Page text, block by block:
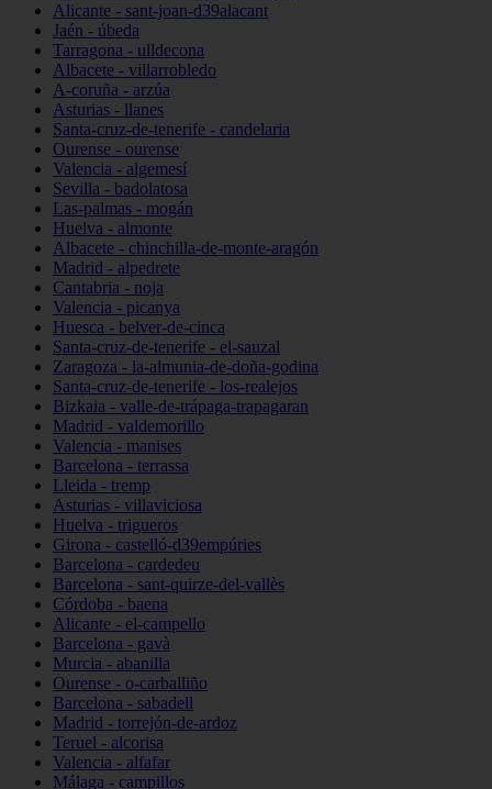
Alicante - sant-joan-d39alacant
Jaén - úbeda
Tarragona - ulldecona
Albacete - villarrobledo
A-coruña - arzúa
Asturias - llanes
Santa-cruz-de-tenerife - candelaria
Ourense - ourense
Valencia - algemesí
Sevilla - badolatosa
Las-palmas - mogán
Huelva - almonte
Albacete - chinchilla-de-monte-aragón
Madrid - alpedrete
Cantabria - noja
Valencia - picanya
Huesca - belver-de-cinca
Santa-cruz-de-tenerife - el-sauzal
Zaragoza - la-almunia-de-doña-godina
Santa-cruz-de-tenerife - los-realejos
Bizkaia - valle-de-trápaga-trapagaran
Madrid - valdemorillo
Valencia - manises
Barcelona - terrassa
Lleida - tremp
Asturias - villaviciosa
Huelva - trigueros
Girona - castelló-d39empúries
Barcelona - cardedeu
Barcelona - sant-quirze-del-vallès
Córdoba - baena
Alicante - el-campello
Barcelona - gavà
Murcia - abanilla
Ourense - o-carballiño
Barcelona - sabadell
Madrid - torrejón-de-ardoz
Teruel - alcorisa
Valencia - alfafar
Málaga - campillos